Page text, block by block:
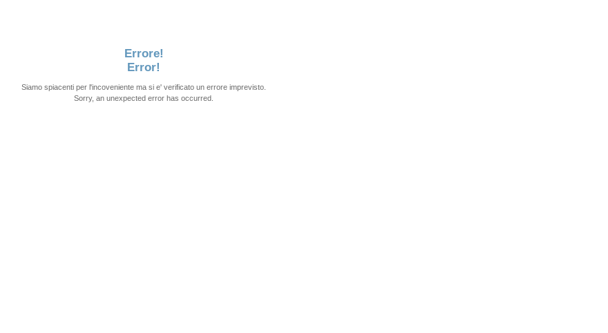
Errore!
Error!
Siamo spiacenti per l'incoveniente ma si e' verificato un errore imprevisto.
Sorry, an unexpected error has occurred.